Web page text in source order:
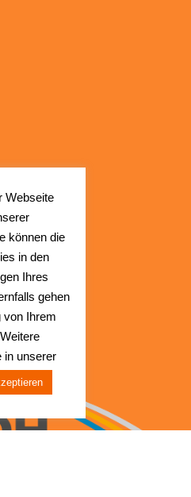
Webseite
können die
in den
Ihres
gehen
von Ihrem
in unserer